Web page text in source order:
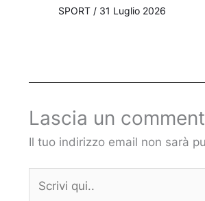
SPORT/ 31 Luglio 2026
Lascia un
Il tuo indirizzo email non sarà
qui..